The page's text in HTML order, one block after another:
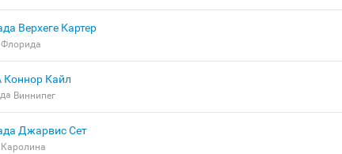
Верхеге Картер
Флорида
Коннор Кайл
Виннипег
Джарвис Сет
Каролина